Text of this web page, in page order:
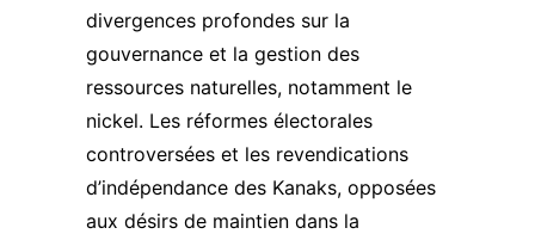
divergences profondes sur la
gouvernance et la gestion des
ressources naturelles, notamment le
nickel. Les réformes électorales
controversées et les revendications
d’indépendance des Kanaks, opposées
aux désirs de maintien dans la